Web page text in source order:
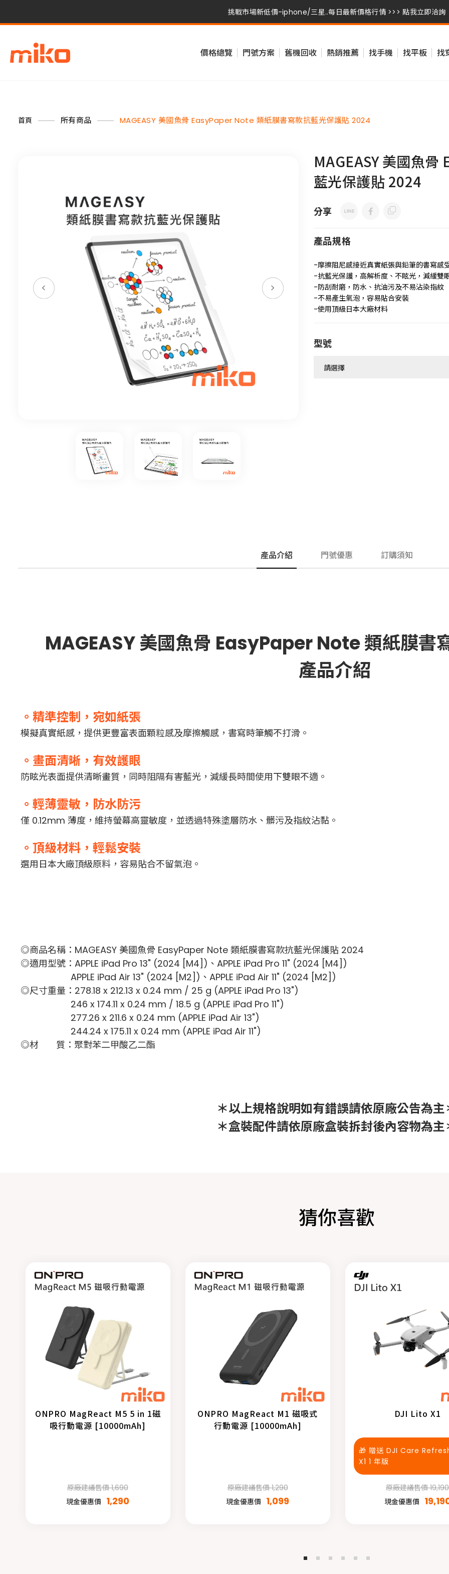
挑戰市場新低價-iphone/三星..每日最新價格行情 >>> 點我立即洽詢
挑戰市場新低價-iphone/三星..每日最新價格行情 >>> 點我立即洽詢
價格總覽 門號方案 舊機回收 熱銷推薦 找手機 找平板 找
首頁 所有商品 MAGEASY 美國魚骨 EasyPaper Note 類紙膜書寫款抗藍光保護貼 2024
MAGEASY 美國魚
藍光保護貼 2024
分享
產品規格
-摩擦阻尼感接近真實紙張與鉛筆的書寫感
-抗藍光保護，高解析度、不眩光，減緩雙
-防刮耐磨，防水、抗油污及不易沾染指紋
-不易產生氣泡，容易貼合安裝
-使用頂級日本大廠材料
型號
產品介紹 門號優惠 訂購須知
MAGEASY 美國魚骨 EasyPaper Note 類紙膜書
產品介紹
。精準控制，宛如紙張
模擬真實紙感，提供更豐富表面顆粒感及摩擦觸感，書寫時筆觸不打滑。
。畫面清晰，有效護眼
防眩光表面提供清晰畫質，同時阻隔有害藍光，減緩長時間使用下雙眼不適。
。輕薄靈敏，防水防污
僅 0.12mm 薄度，維持螢幕高靈敏度，並透過特殊塗層防水、髒污及指紋沾黏。
。頂級材料，輕鬆安裝
選用日本大廠頂級原料，容易貼合不留氣泡。
◎商品名稱：MAGEASY 美國魚骨 EasyPaper Note 類紙膜書寫款抗藍光保護貼 2024
◎適用型號：APPLE iPad Pro 13" (2024 [M4])、APPLE iPad Pro 11" (2024 [M4])
APPLE iPad Air 13" (2024 [M2])、APPLE iPad Air 11" (2024 [M2])
◎尺寸重量：278.18 x 212.13 x 0.24 mm / 25 g (APPLE iPad Pro 13")
246 x 174.11 x 0.24 mm / 18.5 g (APPLE iPad Pro 11")
277.26 x 211.6 x 0.24 mm (APPLE iPad Air 13")
244.24 x 175.11 x 0.24 mm (APPLE iPad Air 11")
◎材 質：聚對苯二甲酸乙二酯
＊以上規格說明如有錯誤請依原廠公告為主
＊盒裝配件請依原廠盒裝拆封後內容物為主
猜你喜歡
ONPRO MagReact M5 5 in 1磁
吸行動電源 [10000mAh]
原廠建議售價 1,690
現金優惠價 1,290
ONPRO MagReact M1 磁吸式
行動電源 [10000mAh]
原廠建議售價 1,290
現金優惠價 1,099
DJI Lito X1
🎁 贈送 DJI Care
X1 1 年版
原廠建議售價 19,190
現金優惠價